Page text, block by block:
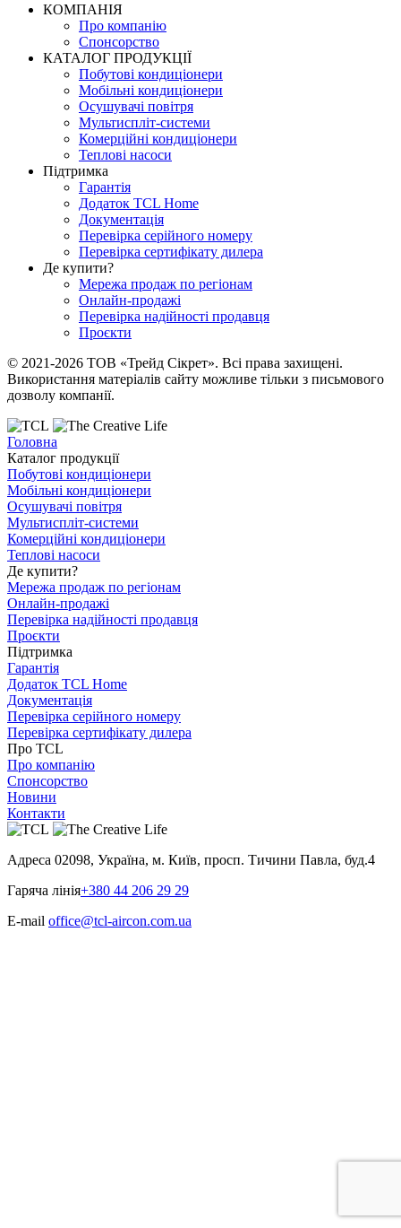
КОМПАНІЯ
Про компанію
Спонсорство
КАТАЛОГ ПРОДУКЦІЇ
Побутові кондиціонери
Мобільні кондиціонери
Осушувачі повітря
Мультиспліт-системи
Комерційні кондиціонери
Теплові насоси
Підтримка
Гарантія
Додаток TCL Home
Документація
Перевірка серійного номеру
Перевірка сертифікату дилера
Де купити?
Мережа продаж по регіонам
Онлайн-продажі
Перевірка надійності продавця
Проєкти
© 2021-2026 ТОВ «Трейд Сікрет». Всі права захищені.
Використання матеріалів сайту можливе тільки з письмового
дозволу компанії.
Головна
Каталог продукції
Побутові кондиціонери
Мобільні кондиціонери
Осушувачі повітря
Мультиспліт-системи
Комерційні кондиціонери
Теплові насоси
Де купити?
Мережа продаж по регіонам
Онлайн-продажі
Перевірка надійності продавця
Проєкти
Підтримка
Гарантія
Додаток TCL Home
Документація
Перевірка серійного номеру
Перевірка сертифікату дилера
Про TCL
Про компанію
Спонсорство
Новини
Контакти
Адреса 02098, Україна, м. Київ, просп. Тичини Павла, буд.4
Гаряча лінія+380 44 206 29 29
E-mail office@tcl-aircon.com.ua